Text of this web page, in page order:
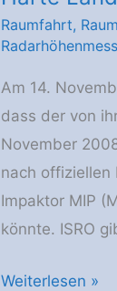
in
Chandrayaan
1
Raumfahrt,
Am 14.
dass der von
November
nach offiziellen
Impaktor MIP
könnte. ISRO
Harte
Weiterlesen »